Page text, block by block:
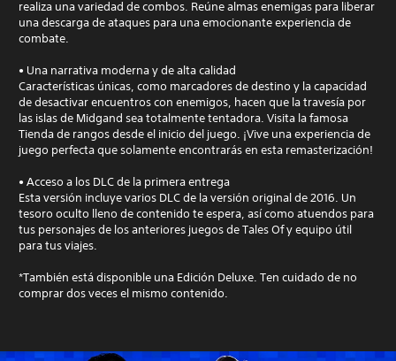
realiza una variedad de combos. Reúne almas enemigas para liberar
una descarga de ataques para una emocionante experiencia de
combate.
• Una narrativa moderna y de alta calidad
Características únicas, como marcadores de destino y la capacidad
de desactivar encuentros con enemigos, hacen que la travesía por
las islas de Midgand sea totalmente tentadora. Visita la famosa
Tienda de rangos desde el inicio del juego. ¡Vive una experiencia de
juego perfecta que solamente encontrarás en esta remasterización!
• Acceso a los DLC de la primera entrega
Esta versión incluye varios DLC de la versión original de 2016. Un
tesoro oculto lleno de contenido te espera, así como atuendos para
tus personajes de los anteriores juegos de Tales Of y equipo útil
para tus viajes.
*También está disponible una Edición Deluxe. Ten cuidado de no
comprar dos veces el mismo contenido.